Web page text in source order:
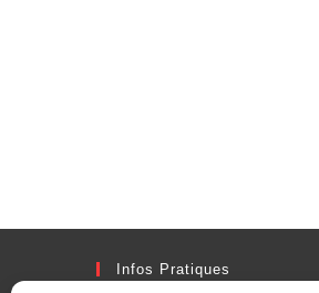
Infos Pratiques